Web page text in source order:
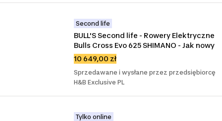
Second life
BULL'S Second life - Rowery Elektryczne
Bulls Cross Evo 625 SHIMANO - Jak nowy
10 649,00 zł
Sprzedawane i wysłane przez przedsiębiorcę
H&B Exclusive PL
Tylko online